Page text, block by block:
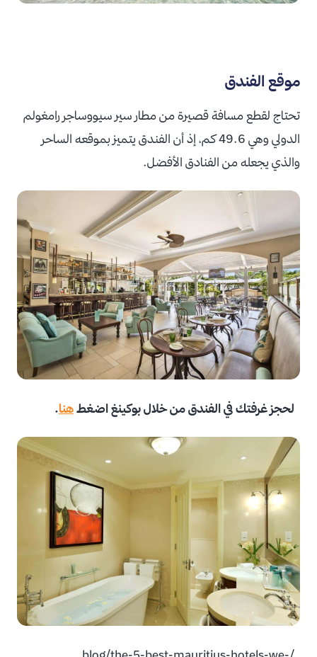
موقع الفندق
تحتاج لقطع مسافة قصيرة من مطار سير سيووساجر رامغولم
الدولي وهي 49.6 كم، إذ أن الفندق يتميز بموقعه الساحر
والذي يجعله من الفنادق الأفضل.
لحجز غرفتك في الفندق من خلال بوكينغ اضغطهنا.